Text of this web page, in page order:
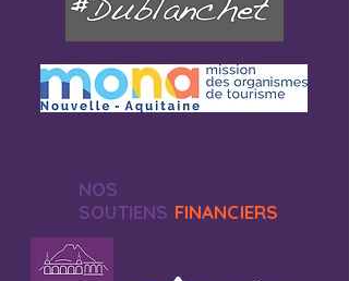
NOS
SOUTIENS FINANCIERS